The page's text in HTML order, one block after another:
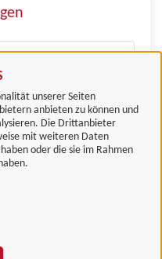
unserer Seiten
anbieten zu können und
Die Drittanbieter
mit weiteren Daten
oder die sie im Rahmen